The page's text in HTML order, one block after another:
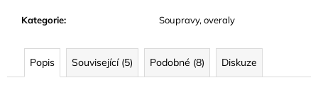
Kategorie: Soupravy, overaly
Popis Související (5) Podobné (8) Diskuze